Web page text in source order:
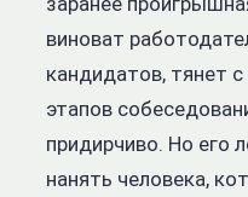
виноват
кандидатов, тянет
этапов
придирчиво. Но его
нанять человека,